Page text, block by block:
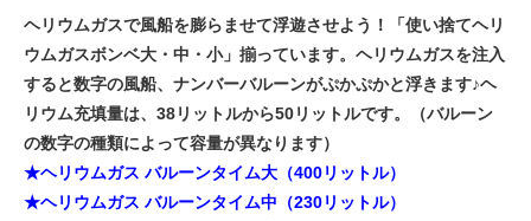
ヘリウムガスで風船を膨らませて浮遊させよう！「使い捨てヘリ
ウムガスボンベ大・中・小」揃っています。ヘリウムガスを注入
すると数字の風船、ナンバーバルーンがぷかぷかと浮きます♪ヘ
リウム充填量は、38リットルから50リットルです。（バルーン
の数字の種類によって容量が異なります）
★ヘリウムガス バルーンタイム大（400リットル）
★ヘリウムガス バルーンタイム中（230リットル）